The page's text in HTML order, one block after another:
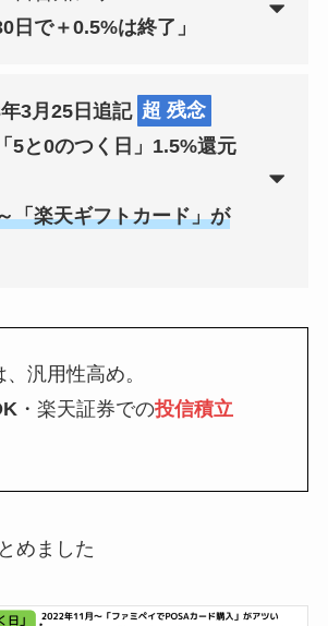
mineo
楽天Car車検
日で＋0.5%は終了」
年3月25日追記 超 残念
5と0のつく日」1.5%還元
「楽天ギフトカード」が
汎用性高め。
・楽天証券での投信積立
めました